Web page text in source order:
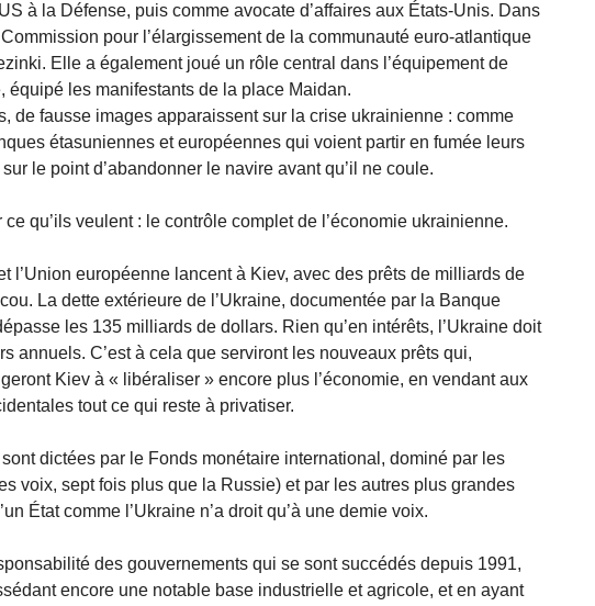
à la Défense, puis comme avocate d’affaires aux États-Unis. Dans
pour l’élargissement de la communauté euro-atlantique
Elle a également joué un rôle central dans l’équipement de
équipé les manifestants de la place Maidan.
de fausse images apparaissent sur la crise ukrainienne : comme
étasuniennes et européennes qui voient partir en fumée leurs
le point d’abandonner le navire avant qu’il ne coule.
qu’ils veulent : le contrôle complet de l’économie ukrainienne.
l’Union européenne lancent à Kiev, avec des prêts de milliards de
La dette extérieure de l’Ukraine, documentée par la Banque
les 135 milliards de dollars. Rien qu’en intérêts, l’Ukraine doit
annuels. C’est à cela que serviront les nouveaux prêts qui,
Kiev à « libéraliser » encore plus l’économie, en vendant aux
tout ce qui reste à privatiser.
dictées par le Fonds monétaire international, dominé par les
voix, sept fois plus que la Russie) et par les autres plus grandes
État comme l’Ukraine n’a droit qu’à une demie voix.
des gouvernements qui se sont succédés depuis 1991,
encore une notable base industrielle et agricole, et en ayant